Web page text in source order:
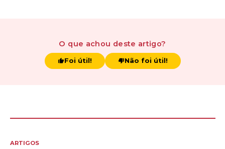
O que achou deste artigo?
Foi útil! Não foi útil!
ARTIGOS